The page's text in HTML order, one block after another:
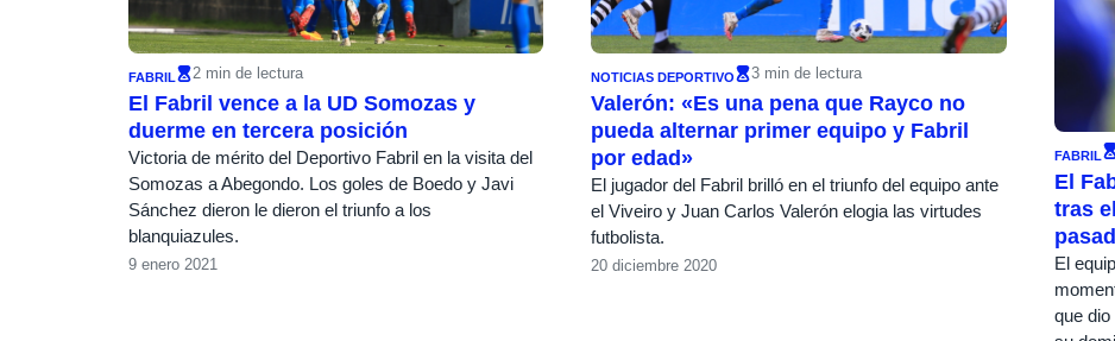
FABRIL 2 min de lectura
El Fabril vence a la UD Somozas y
duerme en tercera posición
Victoria de mérito del Deportivo Fabril en la visita del
Somozas a Abegondo. Los goles de Boedo y Javi
Sánchez dieron le dieron el triunfo a los
blanquiazules.
9 enero 2021
NOTICIAS DEPORTIVO 3 min de lectura
Valerón: «Es una pena que Rayco no
pueda alternar primer equipo y Fabril
por edad»
El jugador del Fabril brilló en el triunfo del equipo ante
el Viveiro y Juan Carlos Valerón elogia las virtudes
futbolista.
20 diciembre 2020
FABRIL
El
tras
El
que